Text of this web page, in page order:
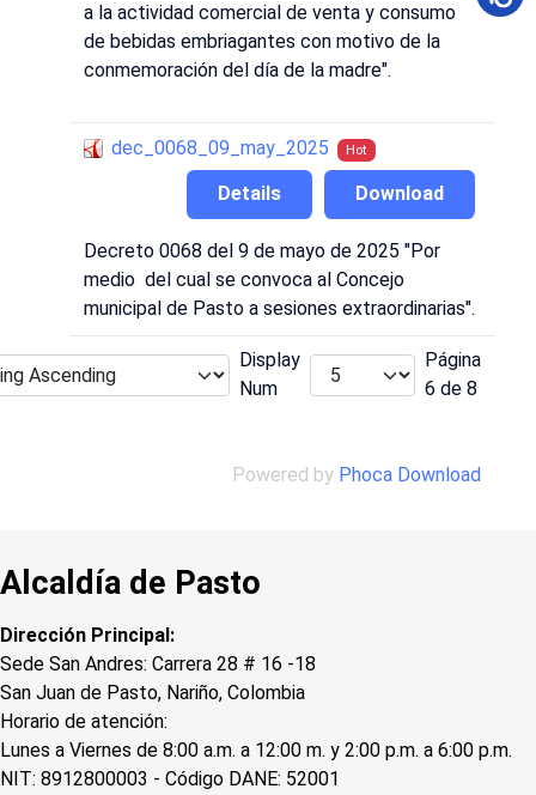
a la actividad comercial de venta y consumo
de bebidas embriagantes con motivo de la
conmemoración del día de la madre".
dec_0068_09_may_2025 Hot
Download
Details
Decreto 0068 del 9 de mayo de 2025 "Por
medio del cual se convoca al Concejo
municipal de Pasto a sesiones extraordinarias".
Display
Num
Página
6 de 8
Powered by Phoca Download
Alcaldía de Pasto
Dirección Principal:
Sede San Andres: Carrera 28 # 16 -18
San Juan de Pasto, Nariño, Colombia
Horario de atención:
Lunes a Viernes de 8:00 a.m. a 12:00 m. y 2:00 p.m. a 6:00 p.m.
NIT: 8912800003 - Código DANE: 52001